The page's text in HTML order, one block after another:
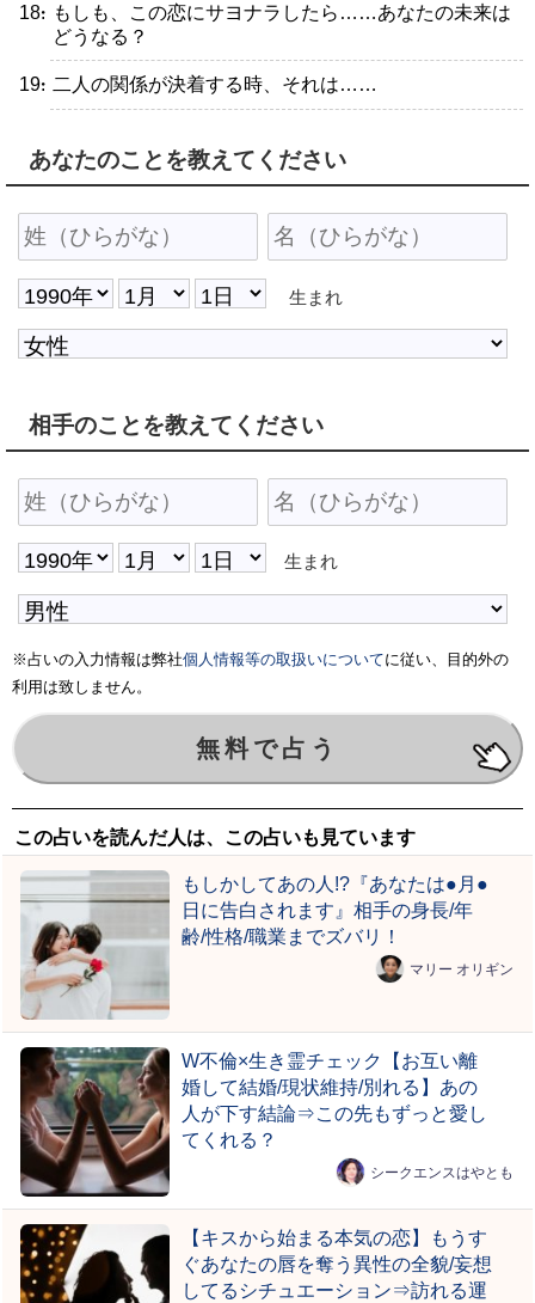
・もしも、この恋にサヨナラしたら……あなたの未来は
どうなる？
・二人の関係が決着する時、それは……
あなたのことを教えてください
生まれ
相手のことを教えてください
生まれ
※占いの入力情報は弊社個人情報等の取扱いについてに従い、目的外の
利用は致しません。
この占いを読んだ人は、この占いも見ています
もしかしてあの人!?『あなたは●月●
日に告白されます』相手の身長/年
齢/性格/職業までズバリ！
マリー オリギン
W不倫×生き霊チェック【お互い離
婚して結婚/現状維持/別れる】あの
人が下す結論⇒この先もずっと愛し
てくれる？
シークエンスはやとも
【キスから始まる本気の恋】もうす
ぐあなたの唇を奪う異性の全貌/妄想
してるシチュエーション⇒訪れる運